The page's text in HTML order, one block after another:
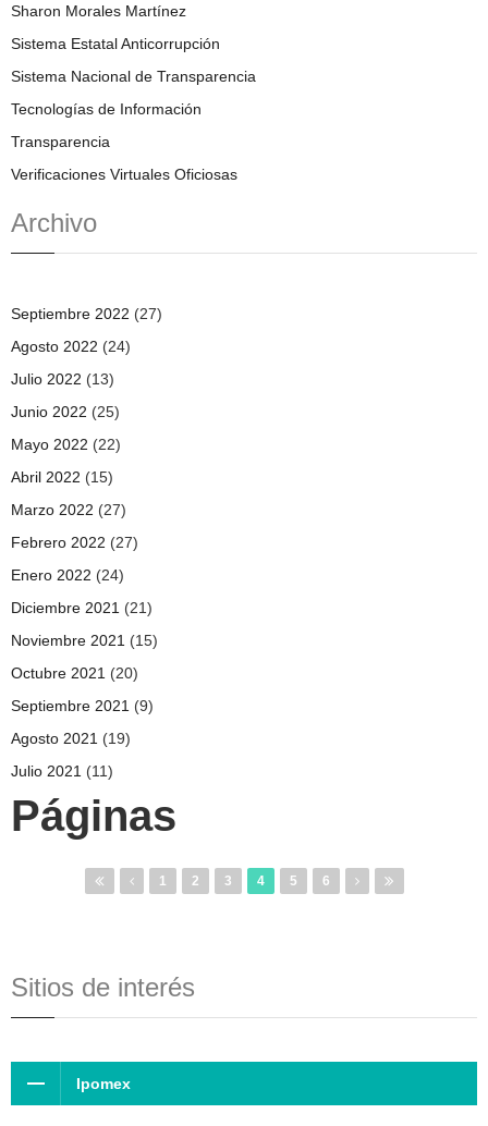
Sharon Morales Martínez
Sistema Estatal Anticorrupción
Sistema Nacional de Transparencia
Tecnologías de Información
Transparencia
Verificaciones Virtuales Oficiosas
Archivo
Septiembre 2022 (27)
Agosto 2022 (24)
Julio 2022 (13)
Junio 2022 (25)
Mayo 2022 (22)
Abril 2022 (15)
Marzo 2022 (27)
Febrero 2022 (27)
Enero 2022 (24)
Diciembre 2021 (21)
Noviembre 2021 (15)
Octubre 2021 (20)
Septiembre 2021 (9)
Agosto 2021 (19)
Julio 2021 (11)
Páginas
1 2 3 4 5 6
Sitios de interés
Ipomex